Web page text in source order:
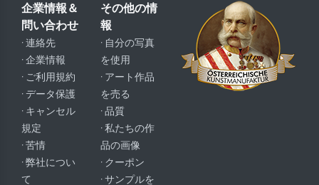
企業情報＆
問い合わせ
· 連絡先
· 企業情報
· ご利用規約
· データ保護
· キャンセル
規定
· 苦情
· 弊社につい
て
その他の情
報
· 自分の写真
を使用
· アート作品
を売る
· 品質
· 私たちの作
品の画像
· クーポン
· サンプルを